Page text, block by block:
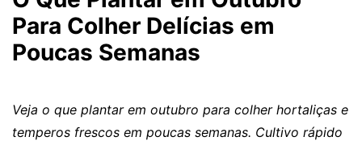
Para Colher Delícias em
Poucas Semanas
Veja o que plantar em outubro para colher hortaliças e
temperos frescos em poucas semanas. Cultivo rápido